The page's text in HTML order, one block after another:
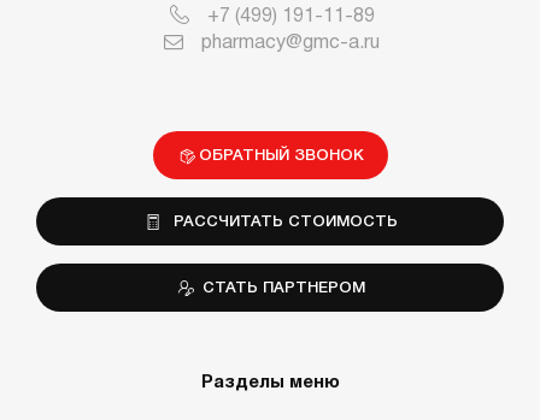
+7 (499) 191-11-89
pharmacy@gmc-a.ru
ОБРАТНЫЙ ЗВОНОК
РАССЧИТАТЬ СТОИМОСТЬ
СТАТЬ ПАРТНЕРОМ
Разделы меню